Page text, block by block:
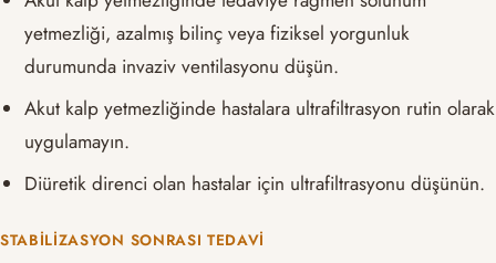
yetmezliği, azalmış bilinç veya fiziksel yorgunluk
durumunda invaziv ventilasyonu düşün.
Akut kalp yetmezliğinde hastalara ultrafiltrasyon rutin olarak
uygulamayın.
Diüretik direnci olan hastalar için ultrafiltrasyonu düşünün.
STABILIZASYON SONRASI TEDAVI